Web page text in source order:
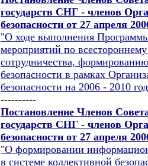
государств СНГ - членов
безопасности от 27 апреля
"О ходе выполнения
мероприятий по
сотрудничества,
безопасности в рамках
безопасности на 2006 - 2010
----------
Постановление Членов
государств СНГ - членов
безопасности от 27 апреля
"О формировании
в системе коллективной